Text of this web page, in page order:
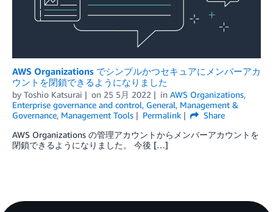
AWS Organizations でシンプルかつセキュアにメンバーアカ
ウントを閉鎖できるようになりました
by Toshio Katsurai on 25 5月 2022 in AWS Organizations,
Enterprise governance and control, General, Management &
Governance, Management Tools Permalink
Share
AWS Organizations の管理アカウントからメンバーアカウントを
閉鎖できるようになりました。 今後 […]